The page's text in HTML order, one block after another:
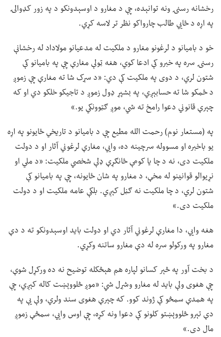
رخشانه رسنۍ ونه توانېده، چې د مغارو د اوسېدونکو د په زور کډوالۍ
په اړه د ځايي طالب چارواکو نظر تر لاسه کړي.
خو د بامیانو د لرغونو مغارو د ملکیت له مدعیانو مولاداد له رخشانې
رسنۍ سره په خبرو کې ادعا کوي، هغه ټولې مغارې چې په بامیانو کې
شتون لري، د دوی په ملکیت کې دي: «د سړک شا ته مغارې چې زموږ
د ځمکو شا ته حسابېږي، په بشپړ ډول زموږ د تاجیکو خلکو دي او که
چېرې قانوني دعوا رامخ ته شي، موږ ګټوونکي یو.»
په (مستعار نوم) رحمت الله مطیع چې د بامیانو د تاریخي ځایونو په اړه
یو باخبره او مسووله سرچینه ده، وايي، مغارې لرغوني آثار او د دولت
ملکیت دی، نه د چا یا کومې ځانګړې ډلې شخصي ملکیت: «د ملي او
نړیوالو قوانینو له مخې، د مغارو په شان ځایونه، چې په بامیانو کې
شتون لري، د چا ملکیت نه ګڼل کېږي. بلکې عامه ملکیت او د دولت
ملکیت دی.»
هغه وايي، دا مغارې لرغوني آثار دي او دولت باید اوسېدونکو ته د دې
مغارو په ورکولو سره له دې مغارو ساتنه وکړي.
د بخت آور په څېر کسانو لپاره هم هېڅکله توضیح نه ده ورکړل شوې،
چې هغوی ولې باید له مغارو وشړل شي: «موږ څلووېښت کاله کېږي، چې
په همدې سمڅو کې ژوند کوو. که چېرې هغوی سند ولري، ولې یې په
دې تېرو څلووېښتو کلونو کې دعوا ونه کړه، چې اوس وايي، سمڅې زموږ
مال دی.»